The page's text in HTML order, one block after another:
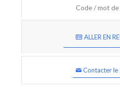
Code / mot de
ALLER EN
Contacter le